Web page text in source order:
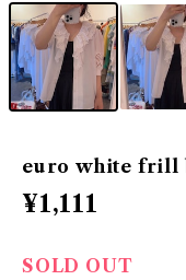
euro white frill
¥1,111
SOLD OUT